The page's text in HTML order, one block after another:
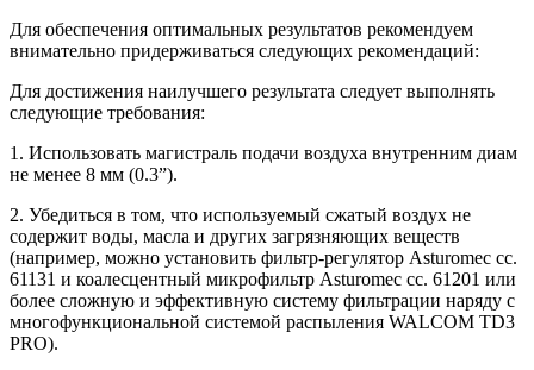
Для обеспечения оптимальных результатов рекомендуем
внимательно придерживаться следующих рекомендаций:
Для достижения наилучшего результата следует выполнять
следующие требования:
1. Использовать магистраль подачи воздуха внутренним диам
не менее 8 мм (0.3”).
2. Убедиться в том, что используемый сжатый воздух не
содержит воды, масла и других загрязняющих веществ
(например, можно установить фильтр-регулятор Asturomec сс.
61131 и коалесцентный микрофильтр Asturomec сс. 61201 или
более сложную и эффективную систему фильтрации наряду с
многофункциональной системой распыления WALCOM TD3
PRO).